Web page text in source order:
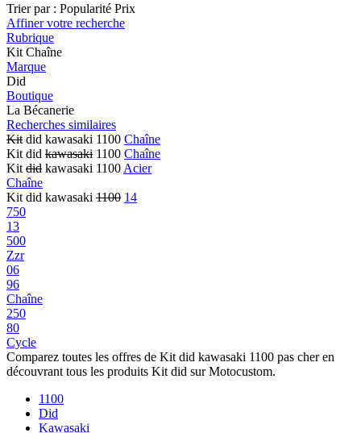
Trier par : Popularité Prix
Affiner votre recherche
Rubrique
Kit Chaîne
Marque
Did
Boutique
La Bécanerie
Recherches similaires
Kit did kawasaki 1100 Chaîne
Kit did kawasaki 1100 Chaîne
Kit did kawasaki 1100 Acier
Chaîne
Kit did kawasaki 1100 14
750
13
500
Zzr
06
96
Chaîne
250
80
Cycle
Comparez toutes les offres de Kit did kawasaki 1100 pas cher en
découvrant tous les produits Kit did sur Motocustom.
1100
Did
Kawasaki